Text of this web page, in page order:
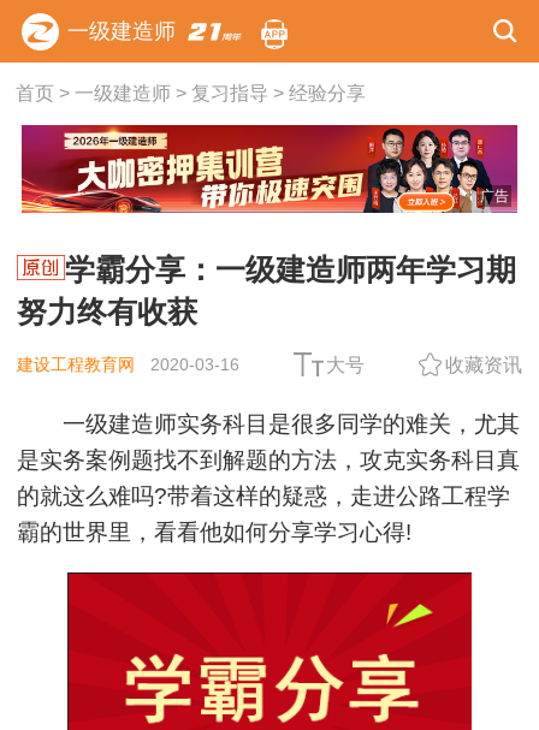
一级建造师
首页> 一级建造师> 复习指导 > 经验分享
广告
学霸分享：一级建造师两年学习期
努力终有收获
建设工程教育网 2020-03-16 大号 收藏资讯
一级建造师实务科目是很多同学的难关，尤其
是实务案例题找不到解题的方法，攻克实务科目真
的就这么难吗?带着这样的疑惑，走进公路工程学
霸的世界里，看看他如何分享学习心得!